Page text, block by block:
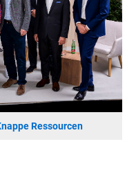
Ressourcen